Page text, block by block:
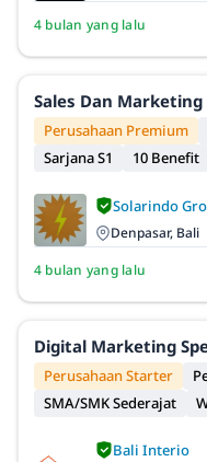
4 bulan yang lalu
Sales Dan Marketing
Perusahaan Premium
Sarjana S1
10 Benefit
Solarindo
Denpasar, Bali
4 bulan yang lalu
Digital Marketing
Perusahaan Starter
SMA/SMK Sederajat
Bali Interio